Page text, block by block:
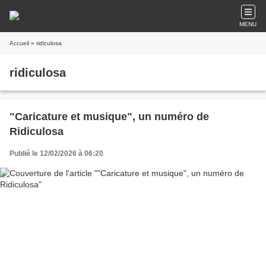
MENU
Accueil » ridiculosa
ridiculosa
"Caricature et musique", un numéro de
Ridiculosa
Publié le 12/02/2026 à 06:20